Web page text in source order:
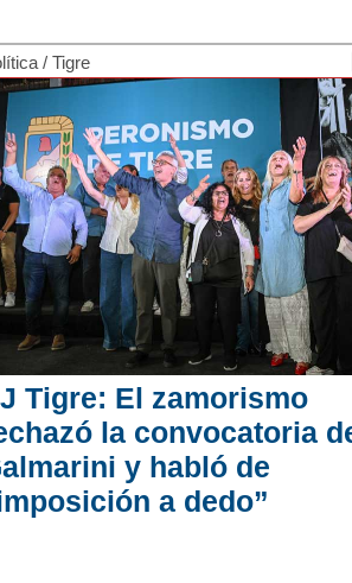
/ Tigre
Tigre: El zamorismo
la convocatoria
y habló de
a dedo”